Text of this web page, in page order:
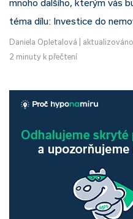
mnoho dalšího, kterým vás
téma dílu: Investice do
Daniela Opletalová
2 minuty k přečtení